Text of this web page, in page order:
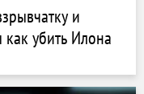
и
как убить Илона